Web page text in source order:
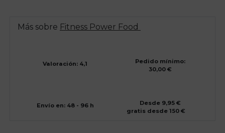
Más sobre Fitness Power Food
Valoración: 4,1
Pedido mínimo:
30,00 €
Envío en: 48 - 96 h
Desde 9,95 €
gratis desde 150 €